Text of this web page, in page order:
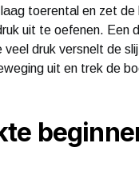
toerental en zet
uit te oefenen.
druk versnelt de
uit en trek de